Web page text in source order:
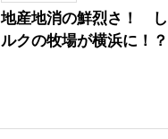
地産地消の鮮烈さ！ し
ルクの牧場が横浜に！？